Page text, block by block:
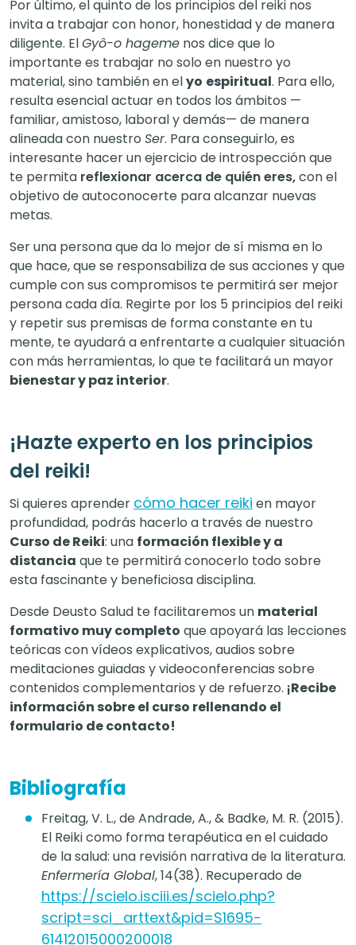
Por último, el quinto de los principios del reiki nos
invita a trabajar con honor, honestidad y de manera
diligente. ElGyô-o hageme nos dice que lo
importante es trabajar no solo en nuestro yo
material, sino también en elyo espiritual. Para ello,
resulta esencial actuar en todos los ámbitos —
familiar, amistoso, laboral y demás— de manera
alineada con nuestro Ser. Para conseguirlo, es
interesante hacer un ejercicio de introspección que
te permita reflexionar acerca de quién eres,con el
objetivo de autoconocerte para alcanzar nuevas
metas.
Ser una persona que da lo mejor de sí misma en lo
que hace, que se responsabiliza de sus acciones y que
cumple con sus compromisos te permitirá ser mejor
persona cada día. Regirte por los 5 principios del reiki
y repetir sus premisas de forma constante en tu
mente, te ayudará a enfrentarte a cualquier situación
con más herramientas, lo que te facilitará un mayor
bienestar y paz interior.
¡Hazte experto en los principios
del reiki!
Si quieres aprender cómo hacer reiki en mayor
profundidad, podrás hacerlo a través de nuestro
Curso de Reiki: una formación flexible y a
distancia que te permitirá conocerlo todo sobre
esta fascinante y beneficiosa disciplina.
Desde Deusto Salud te facilitaremos un material
formativo muy completo que apoyará las lecciones
teóricas con vídeos explicativos, audios sobre
meditaciones guiadas y videoconferencias sobre
contenidos complementarios y de refuerzo. ¡Recibe
información sobre el curso rellenando el
formulario de contacto!
Bibliografía
Freitag, V. L., de Andrade, A., & Badke, M. R. (2015).
El Reiki como forma terapéutica en el cuidado
de la salud: una revisión narrativa de la literatura.
Enfermería Global, 14(38). Recuperado de
https://scielo.isciii.es/scielo.php?
script=sci_arttext&pid=S1695-
61412015000200018